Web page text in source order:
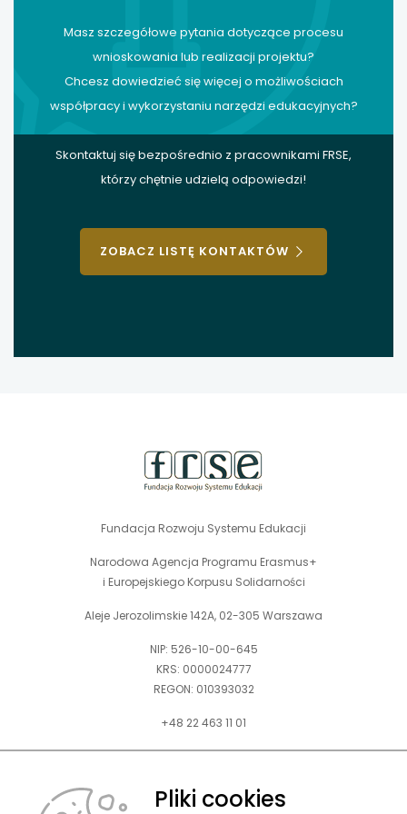
Masz szczegółowe pytania dotyczące procesu
wnioskowania lub realizacji projektu?
Chcesz dowiedzieć się więcej o możliwościach
współpracy i wykorzystaniu narzędzi edukacyjnych?
Skontaktuj się bezpośrednio z pracownikami FRSE,
którzy chętnie udzielą odpowiedzi!
ZOBACZ LISTĘ KONTAKTÓW
Fundacja Rozwoju Systemu Edukacji
Narodowa Agencja Programu Erasmus+
i Europejskiego Korpusu Solidarności
Aleje Jerozolimskie 142A, 02-305 Warszawa
NIP: 526-10-00-645
KRS: 0000024777
REGON: 010393032
+48 22 463 11 01
Zapraszamy do kontaktu telefonicznego w godz. 9-15.
kontakt@frse.org.pl
Pliki cookies